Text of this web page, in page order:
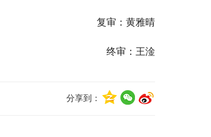
复审：黄雅晴
终审：王淦
分享到：